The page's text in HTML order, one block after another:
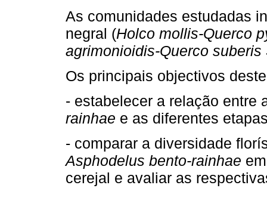
As comunidades estudadas
negral (Holco mollis-Querco
agrimonioidis-Querco suberis
Os principais objectivos
- estabelecer a relação entre
rainhae e as diferentes
- comparar a diversidade
Asphodelus bento-rainhae
cerejal e avaliar as